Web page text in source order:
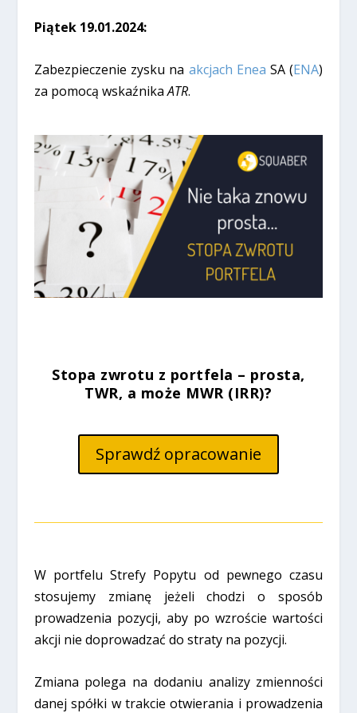
Piątek 19.01.2024:
Zabezpieczenie zysku na akcjach Enea SA (ENA)
za pomocą wskaźnikaATR.
Stopa zwrotu z portfela – prosta,
TWR, a może MWR (IRR)?
Sprawdź opracowanie
W portfelu Strefy Popytu od pewnego czasu
stosujemy zmianę jeżeli chodzi o sposób
prowadzenia pozycji, aby po wzroście wartości
akcji nie doprowadzać do straty na pozycji.
Zmiana polega na dodaniu analizy zmienności
danej spółki w trakcie otwierania i prowadzenia